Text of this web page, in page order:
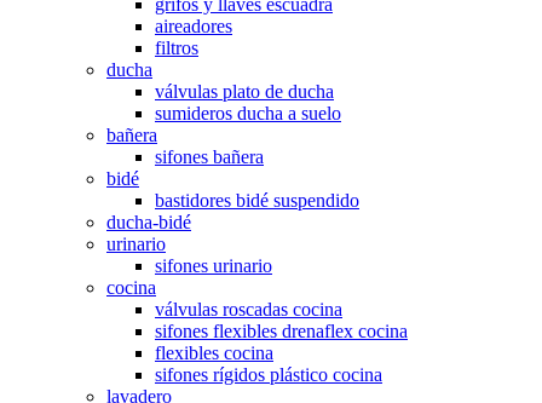
grifos y llaves escuadra
aireadores
filtros
ducha
válvulas plato de ducha
sumideros ducha a suelo
bañera
sifones bañera
bidé
bastidores bidé suspendido
ducha-bidé
urinario
sifones urinario
cocina
válvulas roscadas cocina
sifones flexibles drenaflex cocina
flexibles cocina
sifones rígidos plástico cocina
lavadero